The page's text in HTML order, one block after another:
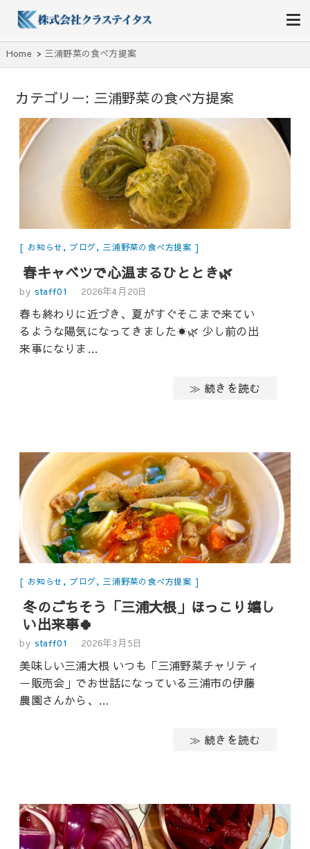
株式会社クラステイタス
地域のコミュニティーを大切にする企業
Home 三浦野菜の食べ方提案
カテゴリー: 三浦野菜の食べ方提案
お知らせ, ブログ, 三浦野菜の食べ方提案
春キャベツで心温まるひととき🌿
by staff01 2026年4月20日
春も終わりに近づき、夏がすぐそこまで来てい
るような陽気になってきました☀️🌿 少し前の出
来事になりま…
≫ 続きを読む
お知らせ, ブログ, 三浦野菜の食べ方提案
冬のごちそう「三浦大根」ほっこり嬉し
い出来事🍀
by staff01 2026年3月5日
美味しい三浦大根 いつも「三浦野菜チャリティ
ー販売会」でお世話になっている三浦市の伊藤
農園さんから、…
≫ 続きを読む